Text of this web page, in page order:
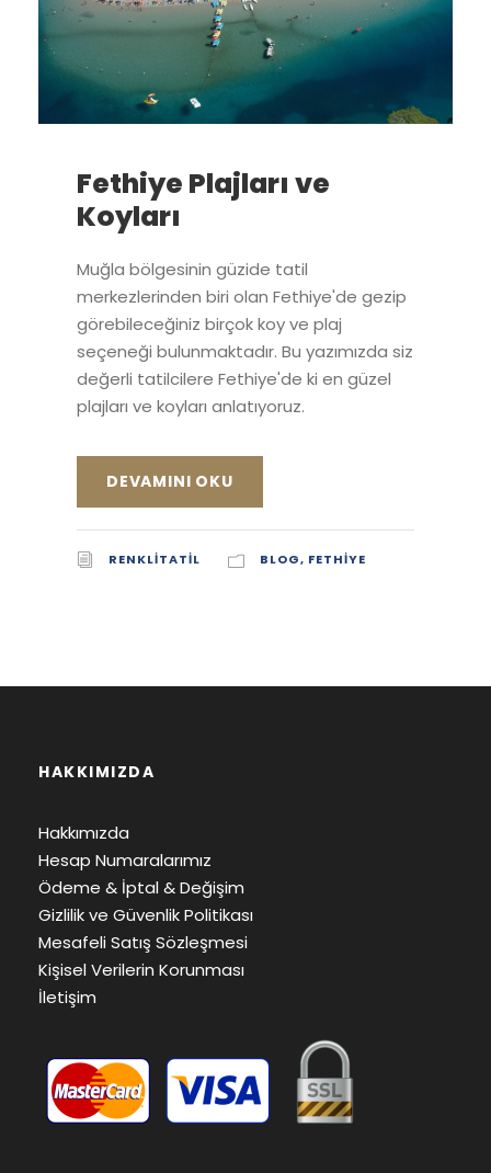
Fethiye Plajları ve
Koyları
Muğla bölgesinin güzide tatil
merkezlerinden biri olan Fethiye'de gezip
görebileceğiniz birçok koy ve plaj
seçeneği bulunmaktadır. Bu yazımızda siz
değerli tatilcilere Fethiye'de ki en güzel
plajları ve koyları anlatıyoruz.
DEVAMINI OKU
RENKLITATIL BLOG, FETHIYE
HAKKIMIZDA
Hakkımızda
Hesap Numaralarımız
Ödeme & İptal & Değişim
Gizlilik ve Güvenlik Politikası
Mesafeli Satış Sözleşmesi
Kişisel Verilerin Korunması
İletişim